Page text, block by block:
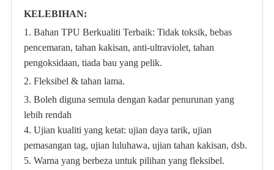
KELEBIHAN:
1. Bahan TPU Berkualiti Terbaik: Tidak toksik, bebas
pencemaran, tahan kakisan, anti-ultraviolet, tahan
pengoksidaan, tiada bau yang pelik.
2. Fleksibel & tahan lama.
3. Boleh diguna semula dengan kadar penurunan yang
lebih rendah
4. Ujian kualiti yang ketat: ujian daya tarik, ujian
pemasangan tag, ujian luluhawa, ujian tahan kakisan, dsb.
5. Warna yang berbeza untuk pilihan yang fleksibel.